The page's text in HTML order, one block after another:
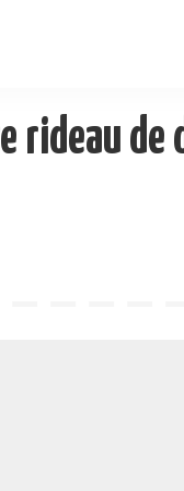
rideau de